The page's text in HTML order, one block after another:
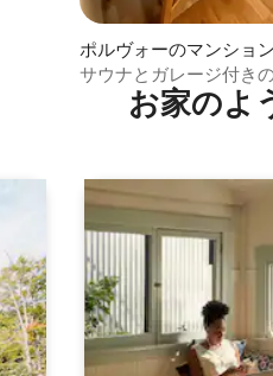
ポルヴォーのマンショ
パート
サウナとガレージ付き
お家のよ